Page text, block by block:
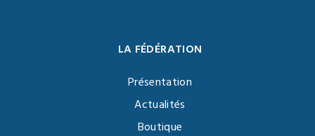
LA FÉDÉRATION
Présentation
Actualités
Boutique